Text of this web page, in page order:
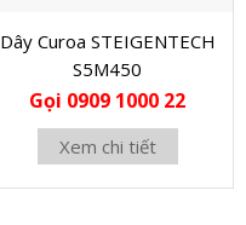
Dây Curoa STEIGENTECH
S5M450
Gọi 0909 1000 22
Xem chi tiết